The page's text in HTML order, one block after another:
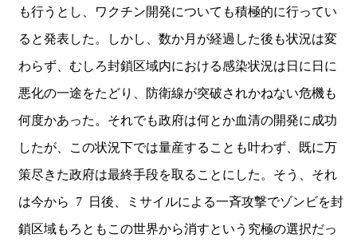
も行うとし、ワクチン開発についても積極的に行ってい
ると発表した。しかし、数か月が経過した後も状況は変
わらず、むしろ封鎖区域内における感染状況は日に日に
悪化の一途をたどり、防衛線が突破されかねない危機も
何度かあった。それでも政府は何とか血清の開発に成功
したが、この状況下では量産することも叶わず、既に万
策尽きた政府は最終手段を取ることにした。そう、それ
は今から
7
日後、ミサイルによる一斉攻撃でゾンビを封
鎖区域もろともこの世界から消すという究極の選択だっ